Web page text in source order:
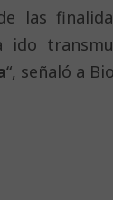
las
ido
“, señaló a